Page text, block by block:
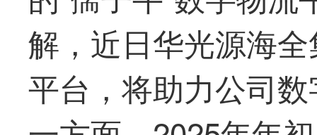
解，近日华光源海
平台，将助力公司